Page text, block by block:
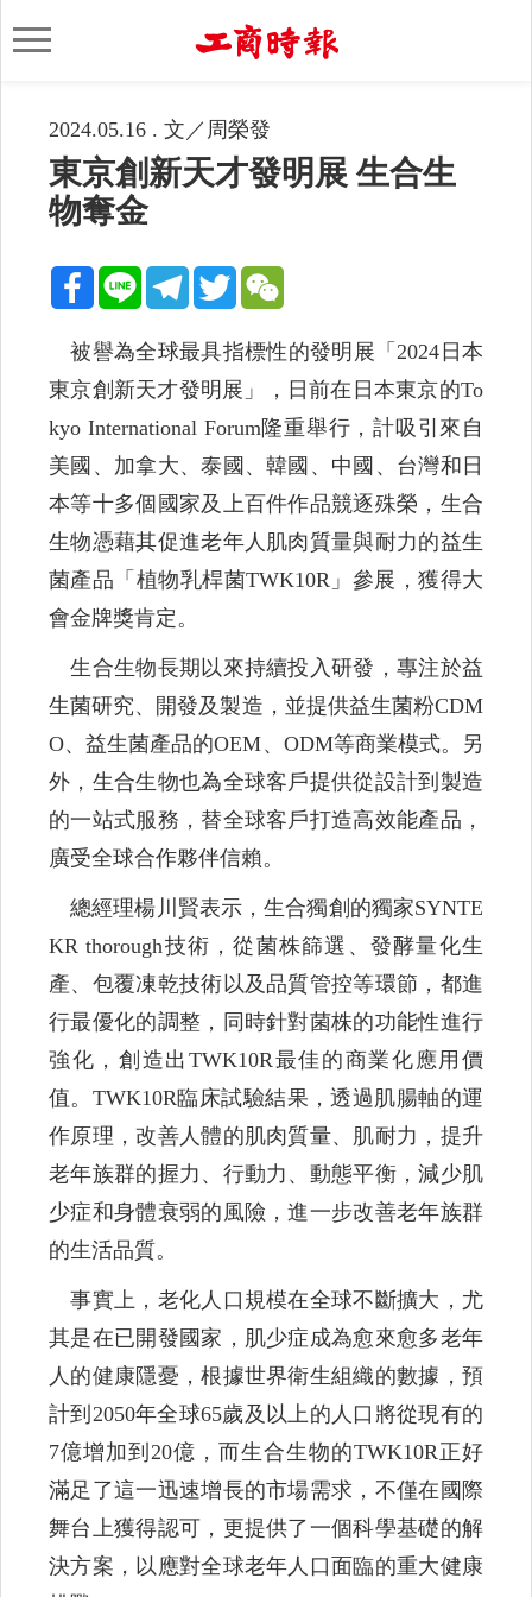
2024.05.16 . 文／周榮發
東京創新天才發明展 生合生
物奪金
被譽為全球最具指標性的發明展「2024日本
東京創新天才發明展」，日前在日本東京的To
kyo International Forum隆重舉行，計吸引來自
美國、加拿大、泰國、韓國、中國、台灣和日
本等十多個國家及上百件作品競逐殊榮，生合
生物憑藉其促進老年人肌肉質量與耐力的益生
菌產品「植物乳桿菌TWK10R」參展，獲得大
會金牌獎肯定。
生合生物長期以來持續投入研發，專注於益
生菌研究、開發及製造，並提供益生菌粉CDM
O、益生菌產品的OEM、ODM等商業模式。另
外，生合生物也為全球客戶提供從設計到製造
的一站式服務，替全球客戶打造高效能產品，
廣受全球合作夥伴信賴。
總經理楊川賢表示，生合獨創的獨家SYNTE
KR thorough技術，從菌株篩選、發酵量化生
產、包覆凍乾技術以及品質管控等環節，都進
行最優化的調整，同時針對菌株的功能性進行
強化，創造出TWK10R最佳的商業化應用價
值。TWK10R臨床試驗結果，透過肌腸軸的運
作原理，改善人體的肌肉質量、肌耐力，提升
老年族群的握力、行動力、動態平衡，減少肌
少症和身體衰弱的風險，進一步改善老年族群
的生活品質。
事實上，老化人口規模在全球不斷擴大，尤
其是在已開發國家，肌少症成為愈來愈多老年
人的健康隱憂，根據世界衛生組織的數據，預
計到2050年全球65歲及以上的人口將從現有的
7億增加到20億，而生合生物的TWK10R正好
滿足了這一迅速增長的市場需求，不僅在國際
舞台上獲得認可，更提供了一個科學基礎的解
決方案，以應對全球老年人口面臨的重大健康